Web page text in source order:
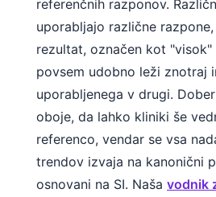
referenčnih razponov.
uporabljajo različne
rezultat, označen kot "visok"
povsem udobno leži znotraj
uporabljenega v drugi.
oboje, da lahko kliniki še
referenco, vendar se vsa
trendov izvaja na kanonični
osnovani na SI. Naša vodnik